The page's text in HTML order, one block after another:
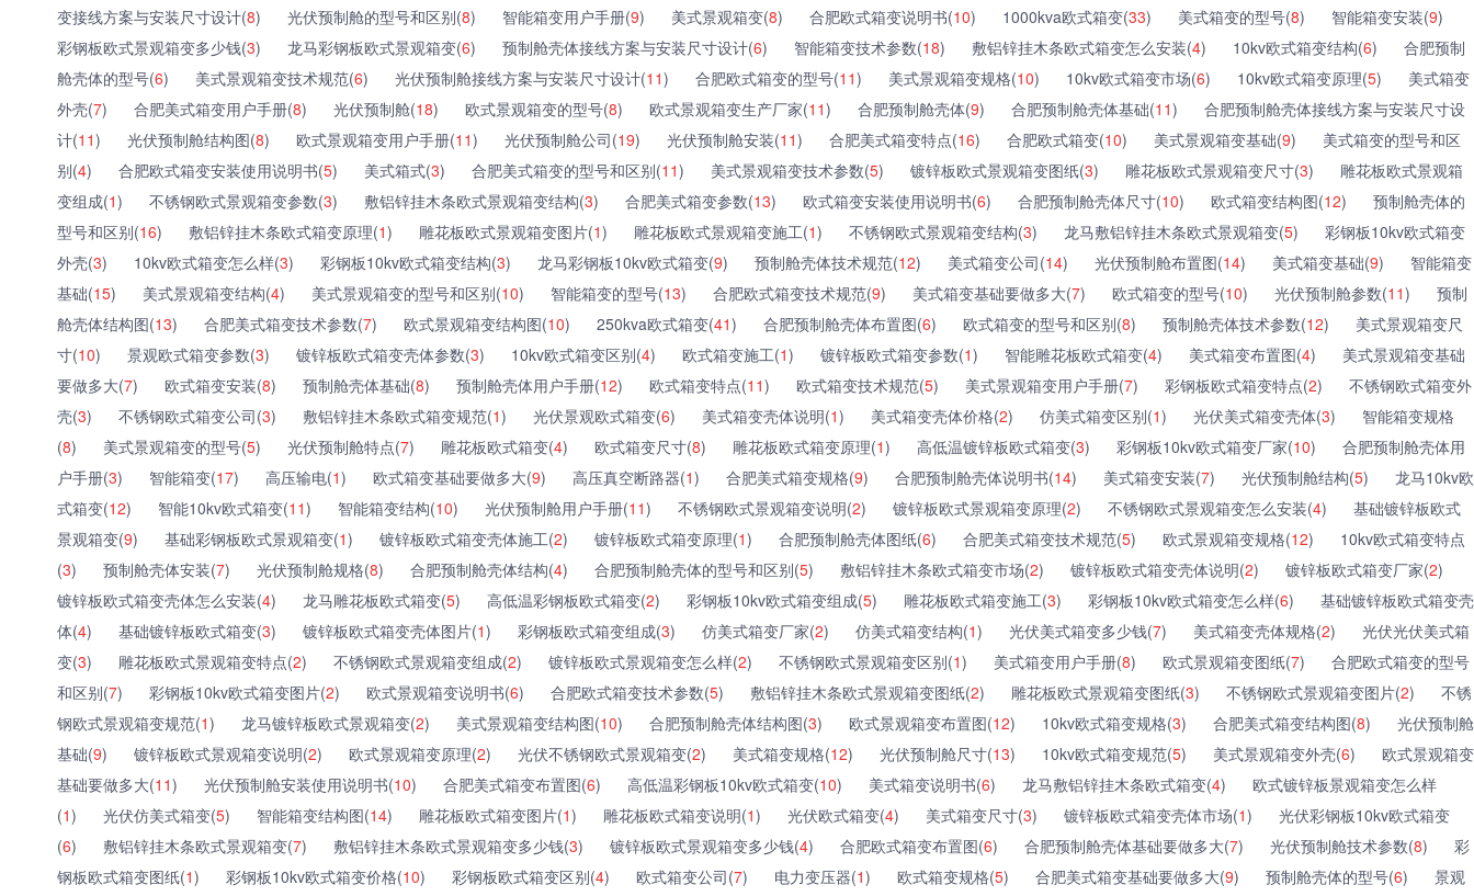
变接线方案与安装尺寸设计(8) 光伏预制舱的型号和区别(8) 智能箱变用户手册(9) 美式景观箱变(8) 合肥欧式箱变说明书(10) 1000kva欧式箱变(33) 美式箱变的型号(8) 智能箱变安装(9)
彩钢板欧式景观箱变多少钱(3) 龙马彩钢板欧式景观箱变(6) 预制舱壳体接线方案与安装尺寸设计(6) 智能箱变技术参数(18) 敷铝锌挂木条欧式箱变怎么安装(4) 10kv欧式箱变结构(6)
合肥预制
舱壳体的型号(6) 美式景观箱变技术规范(6) 光伏预制舱接线方案与安装尺寸设计(11) 合肥欧式箱变的型号(11) 美式景观箱变规格(10) 10kv欧式箱变市场(6) 10kv欧式箱变原理(5)
美式箱变
外壳(7) 合肥美式箱变用户手册(8) 光伏预制舱(18) 欧式景观箱变的型号(8) 欧式景观箱变生产厂家(11) 合肥预制舱壳体(9) 合肥预制舱壳体基础(11)
合肥预制舱壳体接线方案与安装尺寸设
计(11) 光伏预制舱结构图(8) 欧式景观箱变用户手册(11) 光伏预制舱公司(19) 光伏预制舱安装(11) 合肥美式箱变特点(16) 合肥欧式箱变(10) 美式景观箱变基础(9)
美式箱变的型号和区
别(4) 合肥欧式箱变安装使用说明书(5) 美式箱式(3) 合肥美式箱变的型号和区别(11) 美式景观箱变技术参数(5) 镀锌板欧式景观箱变图纸(3) 雕花板欧式景观箱变尺寸(3)
雕花板欧式景观箱
变组成(1) 不锈钢欧式景观箱变参数(3) 敷铝锌挂木条欧式景观箱变结构(3) 合肥美式箱变参数(13) 欧式箱变安装使用说明书(6) 合肥预制舱壳体尺寸(10) 欧式箱变结构图(12)
预制舱壳体的
型号和区别(16) 敷铝锌挂木条欧式箱变原理(1) 雕花板欧式景观箱变图片(1) 雕花板欧式景观箱变施工(1) 不锈钢欧式景观箱变结构(3) 龙马敷铝锌挂木条欧式景观箱变(5)
彩钢板10kv欧式箱变
外壳(3) 10kv欧式箱变怎么样(3) 彩钢板10kv欧式箱变结构(3) 龙马彩钢板10kv欧式箱变(9) 预制舱壳体技术规范(12) 美式箱变公司(14) 光伏预制舱布置图(14) 美式箱变基础(9)
智能箱变
基础(15) 美式景观箱变结构(4) 美式景观箱变的型号和区别(10) 智能箱变的型号(13) 合肥欧式箱变技术规范(9) 美式箱变基础要做多大(7) 欧式箱变的型号(10) 光伏预制舱参数(11)
预制
舱壳体结构图(13) 合肥美式箱变技术参数(7) 欧式景观箱变结构图(10) 250kva欧式箱变(41) 合肥预制舱壳体布置图(6) 欧式箱变的型号和区别(8) 预制舱壳体技术参数(12)
美式景观箱变尺
寸(10) 景观欧式箱变参数(3) 镀锌板欧式箱变壳体参数(3) 10kv欧式箱变区别(4) 欧式箱变施工(1) 镀锌板欧式箱变参数(1) 智能雕花板欧式箱变(4) 美式箱变布置图(4)
美式景观箱变基础
要做多大(7) 欧式箱变安装(8) 预制舱壳体基础(8) 预制舱壳体用户手册(12) 欧式箱变特点(11) 欧式箱变技术规范(5) 美式景观箱变用户手册(7) 彩钢板欧式箱变特点(2)
不锈钢欧式箱变外
壳(3) 不锈钢欧式箱变公司(3) 敷铝锌挂木条欧式箱变规范(1) 光伏景观欧式箱变(6) 美式箱变壳体说明(1) 美式箱变壳体价格(2) 仿美式箱变区别(1) 光伏美式箱变壳体(3)
智能箱变规格
(8) 美式景观箱变的型号(5) 光伏预制舱特点(7) 雕花板欧式箱变(4) 欧式箱变尺寸(8) 雕花板欧式箱变原理(1) 高低温镀锌板欧式箱变(3) 彩钢板10kv欧式箱变厂家(10)
合肥预制舱壳体用
户手册(3) 智能箱变(17) 高压输电(1) 欧式箱变基础要做多大(9) 高压真空断路器(1) 合肥美式箱变规格(9) 合肥预制舱壳体说明书(14) 美式箱变安装(7) 光伏预制舱结构(5)
龙马10kv欧
式箱变(12) 智能10kv欧式箱变(11) 智能箱变结构(10) 光伏预制舱用户手册(11) 不锈钢欧式景观箱变说明(2) 镀锌板欧式景观箱变原理(2) 不锈钢欧式景观箱变怎么安装(4)
基础镀锌板欧式
景观箱变(9) 基础彩钢板欧式景观箱变(1) 镀锌板欧式箱变壳体施工(2) 镀锌板欧式箱变原理(1) 合肥预制舱壳体图纸(6) 合肥美式箱变技术规范(5) 欧式景观箱变规格(12)
10kv欧式箱变特点
(3) 预制舱壳体安装(7) 光伏预制舱规格(8) 合肥预制舱壳体结构(4) 合肥预制舱壳体的型号和区别(5) 敷铝锌挂木条欧式箱变市场(2) 镀锌板欧式箱变壳体说明(2) 镀锌板欧式箱变厂家(2)
镀锌板欧式箱变壳体怎么安装(4) 龙马雕花板欧式箱变(5) 高低温彩钢板欧式箱变(2) 彩钢板10kv欧式箱变组成(5) 雕花板欧式箱变施工(3) 彩钢板10kv欧式箱变怎么样(6)
基础镀锌板欧式箱变壳
体(4) 基础镀锌板欧式箱变(3) 镀锌板欧式箱变壳体图片(1) 彩钢板欧式箱变组成(3) 仿美式箱变厂家(2) 仿美式箱变结构(1) 光伏美式箱变多少钱(7) 美式箱变壳体规格(2)
光伏光伏美式箱
变(3) 雕花板欧式景观箱变特点(2) 不锈钢欧式景观箱变组成(2) 镀锌板欧式景观箱变怎么样(2) 不锈钢欧式景观箱变区别(1) 美式箱变用户手册(8) 欧式景观箱变图纸(7)
合肥欧式箱变的型号
和区别(7) 彩钢板10kv欧式箱变图片(2) 欧式景观箱变说明书(6) 合肥欧式箱变技术参数(5) 敷铝锌挂木条欧式景观箱变图纸(2) 雕花板欧式景观箱变图纸(3) 不锈钢欧式景观箱变图片(2)
不锈
钢欧式景观箱变规范(1) 龙马镀锌板欧式景观箱变(2) 美式景观箱变结构图(10) 合肥预制舱壳体结构图(3) 欧式景观箱变布置图(12) 10kv欧式箱变规格(3) 合肥美式箱变结构图(8)
光伏预制舱
基础(9) 镀锌板欧式景观箱变说明(2) 欧式景观箱变原理(2) 光伏不锈钢欧式景观箱变(2) 美式箱变规格(12) 光伏预制舱尺寸(13) 10kv欧式箱变规范(5) 美式景观箱变外壳(6)
欧式景观箱变
基础要做多大(11) 光伏预制舱安装使用说明书(10) 合肥美式箱变布置图(6) 高低温彩钢板10kv欧式箱变(10) 美式箱变说明书(6) 龙马敷铝锌挂木条欧式箱变(4)
欧式镀锌板景观箱变怎么样
(1) 光伏仿美式箱变(5) 智能箱变结构图(14) 雕花板欧式箱变图片(1) 雕花板欧式箱变说明(1) 光伏欧式箱变(4) 美式箱变尺寸(3) 镀锌板欧式箱变壳体市场(1)
光伏彩钢板10kv欧式箱变
(6) 敷铝锌挂木条欧式景观箱变(7) 敷铝锌挂木条欧式景观箱变多少钱(3) 镀锌板欧式景观箱变多少钱(4) 合肥欧式箱变布置图(6) 合肥预制舱壳体基础要做多大(7) 光伏预制舱技术参数(8)
彩
钢板欧式箱变图纸(1) 彩钢板10kv欧式箱变价格(10) 彩钢板欧式箱变区别(4) 欧式箱变公司(7) 电力变压器(1) 欧式箱变规格(5) 合肥美式箱变基础要做多大(9) 预制舱壳体的型号(6)
景观